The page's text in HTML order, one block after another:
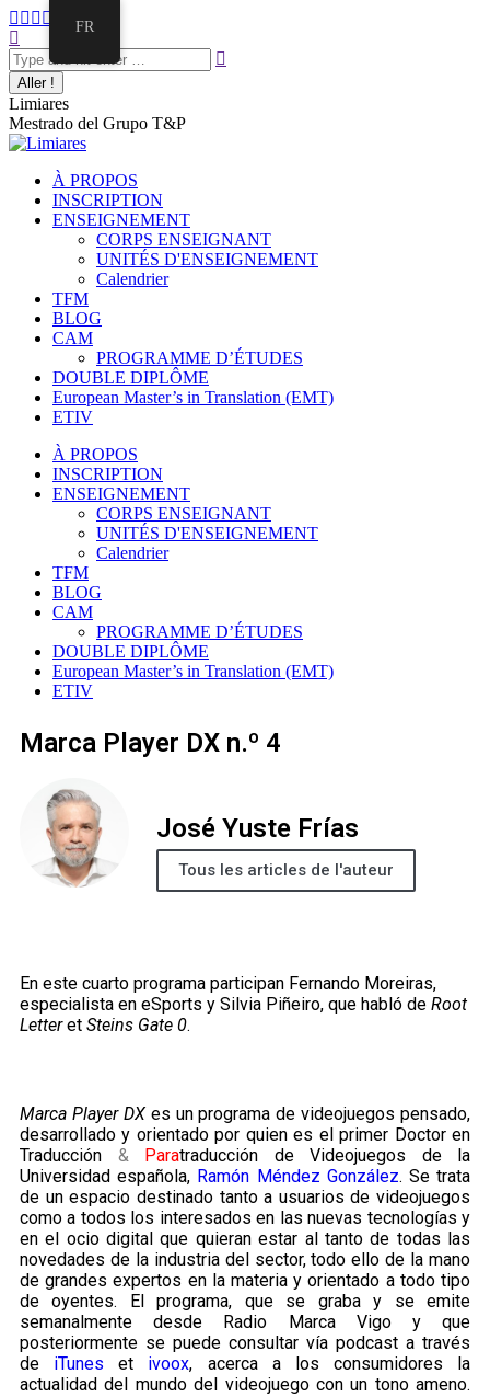
Limiares
Mestrado del Grupo T&P
À PROPOS
INSCRIPTION
ENSEIGNEMENT
CORPS ENSEIGNANT
UNITÉS D'ENSEIGNEMENT
Calendrier
TFM
BLOG
CAM
PROGRAMME D’ÉTUDES
DOUBLE DIPLÔME
European Master’s in Translation (EMT)
ETIV
À PROPOS
INSCRIPTION
ENSEIGNEMENT
CORPS ENSEIGNANT
UNITÉS D'ENSEIGNEMENT
Calendrier
TFM
BLOG
CAM
PROGRAMME D’ÉTUDES
DOUBLE DIPLÔME
European Master’s in Translation (EMT)
ETIV
Marca Player DX n.º 4
José Yuste Frías
Tous les articles de l'auteur
En este cuarto programa participan Fernando Moreiras,
especialista en eSports y Silvia Piñeiro, que habló de Root
Letteret Steins Gate 0.
Marca Player DXes un programa de videojuegos pensado,
desarrollado y orientado por quien es el primer Doctor en
Traducción & Paratraducción de Videojuegos de la
Universidad española, Ramón Méndez González. Se trata
de un espacio destinado tanto a usuarios de videojuegos
como a todos los interesados en las nuevas tecnologías y
en el ocio digital que quieran estar al tanto de todas las
novedades de la industria del sector, todo ello de la mano
de grandes expertos en la materia y orientado a todo tipo
de oyentes. El programa, que se graba y se emite
semanalmente desde Radio Marca Vigo y que
posteriormente se puede consultar vía podcast a través
de iTunes et ivoox, acerca a los consumidores la
actualidad del mundo del videojuego con un tono ameno.
FR